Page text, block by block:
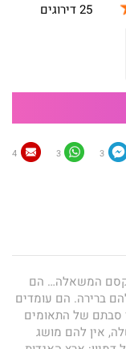
25 דירוגים
3
3
4
קסם המשאלה… הם
ברירה. הם עומדים
סבתם של התאומים
אין להם מושג